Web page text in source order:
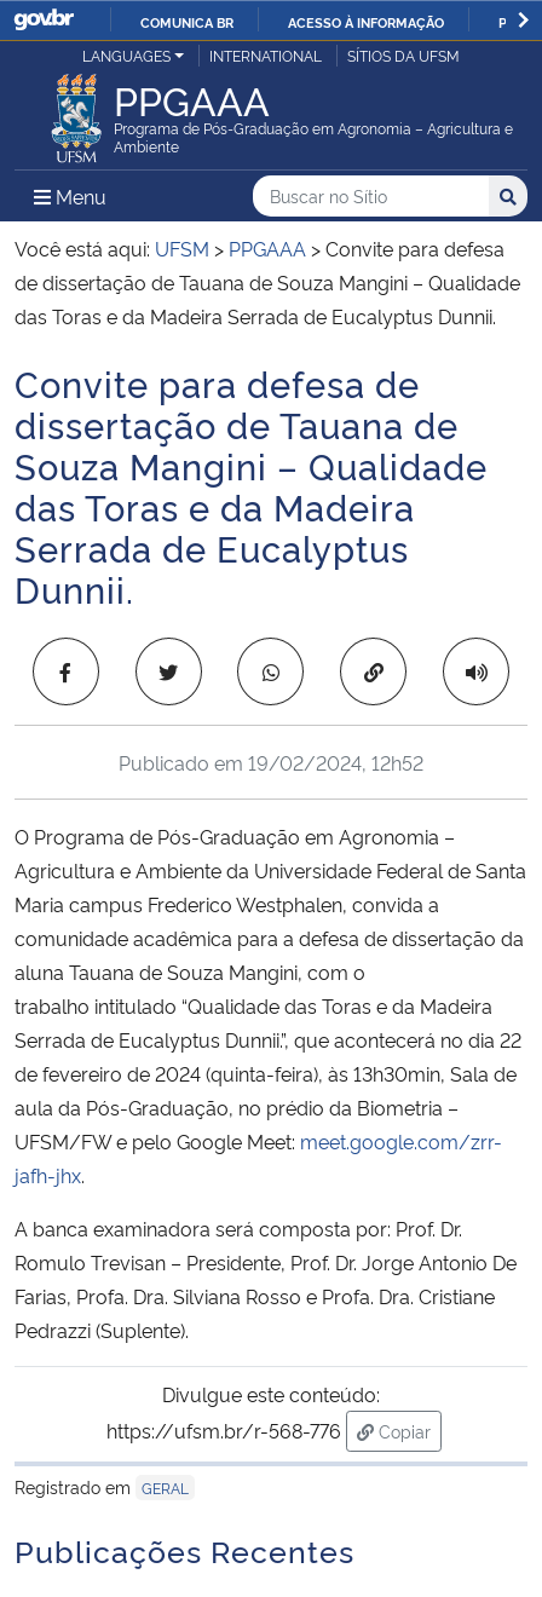
IR
O
COMUNICA BR ACESSO À INFORMAÇÃO
Ministério da Justiça e Segurança Pública
Ministério da Defesa
Ministério das Relações Exteriores
Ministério da Economia
Ministério da Infraestrutura
Ministério da Agricultura, Pecuária e Abastecimento
Ministério da Educação
Ministério da Cidadania
Ministério de Minas e Energia
Ministério da Ciência, Tecnologia, Inovações e Comunicações
Ministério do Turismo
Ministério do Desenvolvimento Regional
Controladoria-Geral da União
Ministério da Mulher, da Família e dos Direitos Humanos
Secretaria-Geral
Gabinete de Segurança Institucional
Advocacia-Geral da União
Planalto
LANGUAGES INTERNATIONAL SÍTIOS DA UFSM
PPGAAA
Programa de Pós-Graduação em Agronomia – Agricultura e
Ambiente
Menu Menu Principal do Sítio
Busca
Buscar no no Sítio
Busca:
Você está aqui: UFSM > PPGAAA >Convite para defesa
de dissertação de Tauana de Souza Mangini – Qualidade
das Toras e da Madeira Serrada de Eucalyptus Dunnii.
Início do conteúdo
Convite para defesa de
dissertação de Tauana de
Souza Mangini – Qualidade
das Toras e da Madeira
Serrada de Eucalyptus
Dunnii.
Copiar para área
Publicado em 19/02/2024, 12h52
O Programa de Pós-Graduação em Agronomia –
Agricultura e Ambiente da Universidade Federal de Santa
Maria campus Frederico Westphalen, convida a
comunidade acadêmica para a defesa de dissertação da
aluna Tauana de Souza Mangini, com o
trabalho intitulado “Qualidade das Toras e da Madeira
Serrada de Eucalyptus Dunnii.”, que acontecerá no dia 22
de fevereiro de 2024 (quinta-feira), às 13h30min, Sala de
aula da Pós-Graduação, no prédio da Biometria –
UFSM/FW e pelo Google Meet: meet.google.com/zrr-
jafh-jhx.
A banca examinadora será composta por: Prof. Dr.
Romulo Trevisan – Presidente, Prof. Dr. Jorge Antonio De
Farias, Profa. Dra. Silviana Rosso e Profa. Dra. Cristiane
Pedrazzi (Suplente).
Divulgue este conteúdo:
https://ufsm.br/r-568-776
Copiar
para área de
Registrado em GERAL
Publicações Recentes